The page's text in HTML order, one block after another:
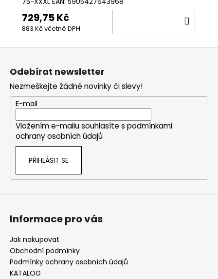
729,75 Kč
883 Kč včetně DPH
Odebírat newsletter
Nezmeškejte žádné novinky či slevy!
E-mail
Vložením e-mailu souhlasíte s podmínkami
ochrany osobních údajů
PŘIHLÁSIT SE
Informace pro vás
Jak nakupovat
Obchodní podmínky
Podmínky ochrany osobních údajů
KATALOG